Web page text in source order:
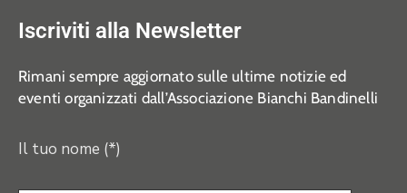
Iscriviti alla Newsletter
Rimani sempre aggiornato sulle ultime notizie ed
eventi organizzati dall’Associazione Bianchi Bandinelli
Il tuo nome (*)